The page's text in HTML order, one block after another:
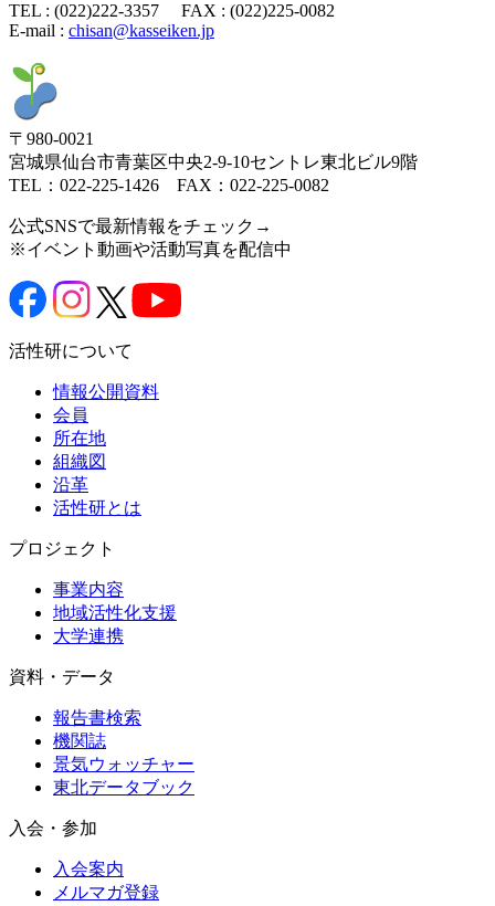
TEL : (022)222-3357 FAX : (022)225-0082
E-mail : chisan@kasseiken.jp
〒980-0021
宮城県仙台市青葉区中央2-9-10セントレ東北ビル9階
TEL：022-225-1426 FAX：022-225-0082
公式SNSで最新情報をチェック→
※イベント動画や活動写真を配信中
活性研について
情報公開資料
会員
所在地
組織図
沿革
活性研とは
プロジェクト
事業内容
地域活性化支援
大学連携
資料・データ
報告書検索
機関誌
景気ウォッチャー
東北データブック
入会・参加
入会案内
メルマガ登録